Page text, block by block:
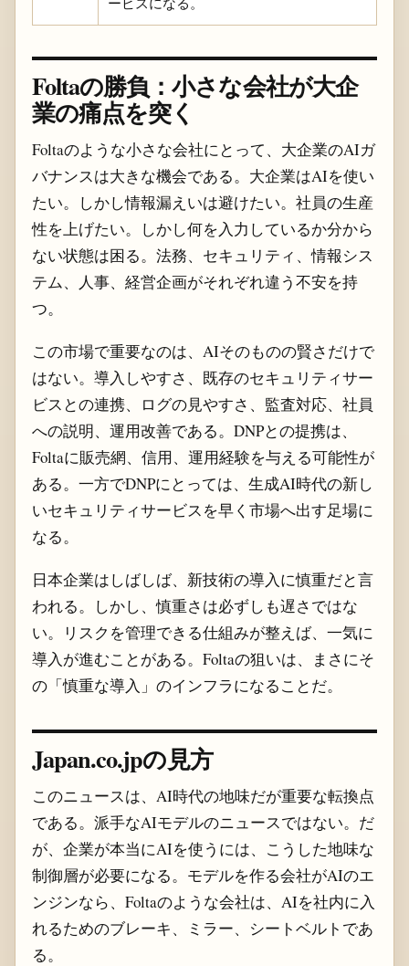
ービスになる。
Foltaの勝負：小さな会社が大企
業の痛点を突く
Foltaのような小さな会社にとって、大企業のAIガ
バナンスは大きな機会である。大企業はAIを使い
たい。しかし情報漏えいは避けたい。社員の生産
性を上げたい。しかし何を入力しているか分から
ない状態は困る。法務、セキュリティ、情報シス
テム、人事、経営企画がそれぞれ違う不安を持
つ。
この市場で重要なのは、AIそのものの賢さだけで
はない。導入しやすさ、既存のセキュリティサー
ビスとの連携、ログの見やすさ、監査対応、社員
への説明、運用改善である。DNPとの提携は、
Foltaに販売網、信用、運用経験を与える可能性が
ある。一方でDNPにとっては、生成AI時代の新し
いセキュリティサービスを早く市場へ出す足場に
なる。
日本企業はしばしば、新技術の導入に慎重だと言
われる。しかし、慎重さは必ずしも遅さではな
い。リスクを管理できる仕組みが整えば、一気に
導入が進むことがある。Foltaの狙いは、まさにそ
の「慎重な導入」のインフラになることだ。
Japan.co.jpの見方
このニュースは、AI時代の地味だが重要な転換点
である。派手なAIモデルのニュースではない。だ
が、企業が本当にAIを使うには、こうした地味な
制御層が必要になる。モデルを作る会社がAIのエ
ンジンなら、Foltaのような会社は、AIを社内に入
れるためのブレーキ、ミラー、シートベルトであ
る。